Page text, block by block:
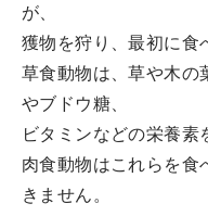
が、
獲物を狩り、最初に食
草食動物は、草や木の
やブドウ糖、
ビタミンなどの栄養素
肉食動物はこれらを食
きません。